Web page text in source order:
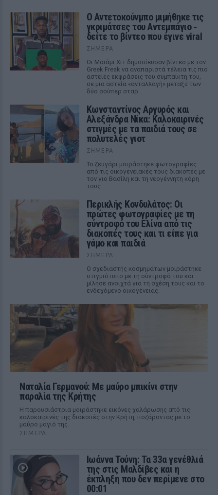
Ο Αντετοκούνμπο μιμήθηκε τις
γκριμάτσες του Αντεμπάγιο ‑
δείτε το βίντεο που έγινε viral
ΣΉΜΕΡΑ
Οι Μαϊάμι Χιτ δημοσίευσαν βίντεο με τον
Greek Freak να αναπαριστά τέλεια τις πιο
αστείες εκφράσεις του συμπαίκτη του,
σε μια αστεία «ανταλλαγή» μεταξύ των
δύο σούπερ σταρ.
Κωνσταντίνος Αργυρός και
Αλεξάνδρα Νίκα: Καλοκαιρινές
στιγμές με τα παιδιά τους σε
πολυτελές γιοτ
ΣΉΜΕΡΑ
Το ζευγάρι μοιράστηκε φωτογραφίες
από τις οικογενειακές τους διακοπές με
τον γιο Βασίλη και τη νεογέννητη κόρη
τους.
Περικλής Κονδυλάτος: Οι
πρώτες φωτογραφίες με τη
σύντροφό του Ελίνα από τις
διακοπές τους και τι είπε για
γάμο και παιδιά
ΣΉΜΕΡΑ
Ο σχεδιαστής κοσμημάτων μοιράστηκε
στιγμιότυπο με τη σύντροφό του και
μίλησε ανοιχτά για τη σχέση τους και το
ενδεχόμενο οικογένειας.
Ναταλία Γερμανού: Με μαύρο μπικίνι στην
παραλία της Κρήτης
Η παρουσιάστρια μοιράστηκε εικόνες χαλάρωσης από τις
καλοκαιρινές της διακοπές στην Κρήτη, ποζάροντας με το
μαύρο μαγιό της.
ΣΉΜΕΡΑ
Ιωάννα Τούνη: Τα 33α γενέθλιά
της στις Μαλδίβες και η
έκπληξη που δεν περίμενε στο
00:01